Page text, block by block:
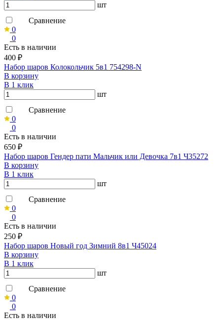
шт
Сравнение
0
0
Есть в наличии
400 ₽
Набор шаров Колокольчик 5в1 754298-N
В корзину
В 1 клик
шт
Сравнение
0
0
Есть в наличии
650 ₽
Набор шаров Гендер пати Мальчик или Девочка 7в1 Ч35272
В корзину
В 1 клик
шт
Сравнение
0
0
Есть в наличии
250 ₽
Набор шаров Новый год Зимний 8в1 Ч45024
В корзину
В 1 клик
шт
Сравнение
0
0
Есть в наличии